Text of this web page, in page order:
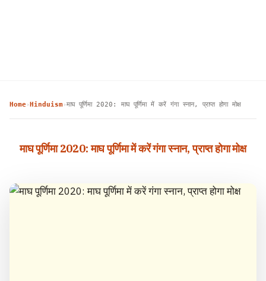
Home› Hinduism›माघ पूर्णिमा 2020: माघ पूर्णिमा में करें गंगा स्नान, प्राप्त होगा मोक्ष
माघ पूर्णिमा 2020: माघ पूर्णिमा में करें गंगा स्नान, प्राप्त होगा मोक्ष